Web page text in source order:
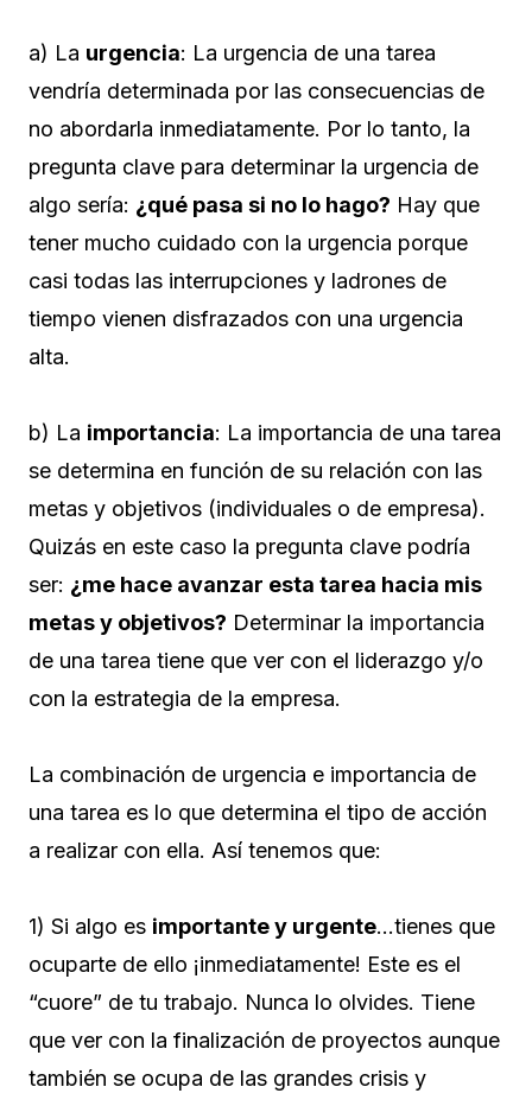
a) La urgencia: La urgencia de una tarea
vendría determinada por las consecuencias de
no abordarla inmediatamente. Por lo tanto, la
pregunta clave para determinar la urgencia de
algo sería: ¿qué pasa si no lo hago? Hay que
tener mucho cuidado con la urgencia porque
casi todas las interrupciones y ladrones de
tiempo vienen disfrazados con una urgencia
alta.
b) La importancia: La importancia de una tarea
se determina en función de su relación con las
metas y objetivos (individuales o de empresa).
Quizás en este caso la pregunta clave podría
ser: ¿me hace avanzar esta tarea hacia mis
metas y objetivos? Determinar la importancia
de una tarea tiene que ver con el liderazgo y/o
con la estrategia de la empresa.
La combinación de urgencia e importancia de
una tarea es lo que determina el tipo de acción
a realizar con ella. Así tenemos que:
1) Si algo es importante y urgente…tienes que
ocuparte de ello ¡inmediatamente! Este es el
“cuore” de tu trabajo. Nunca lo olvides. Tiene
que ver con la finalización de proyectos aunque
también se ocupa de las grandes crisis y